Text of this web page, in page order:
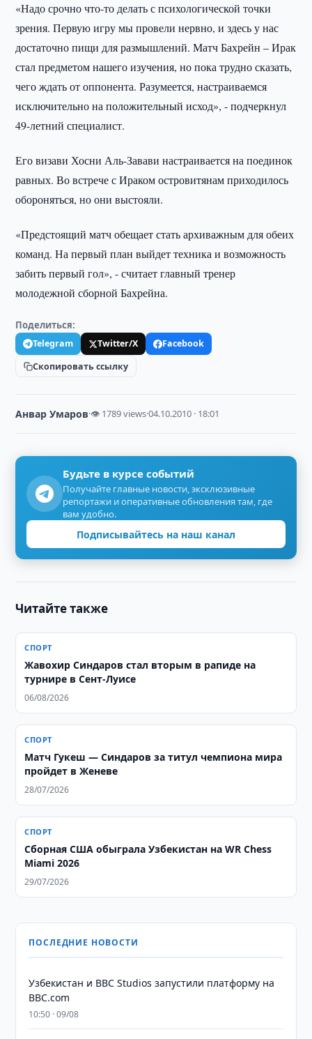
«Надо срочно что-то делать с психологической точки
зрения. Первую игру мы провели нервно, и здесь у нас
достаточно пищи для размышлений. Матч Бахрейн – Ирак
стал предметом нашего изучения, но пока трудно сказать,
чего ждать от оппонента. Разумеется, настраиваемся
исключительно на положительный исход», - подчеркнул
49-летний специалист.
Его визави Хосни Аль-Завави настраивается на поединок
равных. Во встрече с Ираком островитянам приходилось
обороняться, но они выстояли.
«Предстоящий матч обещает стать архиважным для обеих
команд. На первый план выйдет техника и возможность
забить первый гол», - считает главный тренер
молодежной сборной Бахрейна.
Поделиться:
Telegram Twitter/X
Facebook
Скопировать ссылку
Анвар Умаров·👁 1789 views·04.10.2010 · 18:01
Будьте в курсе событий
Получайте главные новости, эксклюзивные
репортажи и оперативные обновления там, где
вам удобно.
Подписывайтесь на наш канал
Читайте также
СПОРТ
Жавохир Синдаров стал вторым в рапиде на
турнире в Сент-Луисе
06/08/2026
СПОРТ
Матч Гукеш — Синдаров за титул чемпиона мира
пройдет в Женеве
28/07/2026
СПОРТ
Сборная США обыграла Узбекистан на WR Chess
Miami 2026
29/07/2026
ПОСЛЕДНИЕ НОВОСТИ
Узбекистан и BBC Studios запустили платформу на
BBC.com
10:50 · 09/08